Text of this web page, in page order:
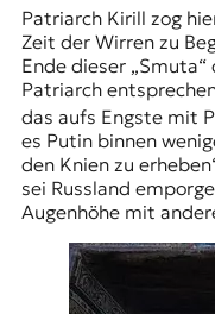
Patriarch Kirill zog
Zeit der Wirren zu
Ende dieser
Patriarch
das aufs Engste mit
es Putin binnen
den Knien zu erheben
sei Russland
Augenhöhe mit